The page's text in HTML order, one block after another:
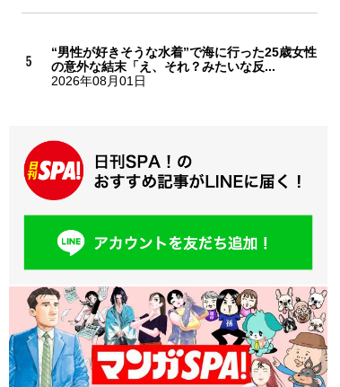
“男性が好きそうな水着”で海に行った25歳女性
の意外な結末「え、それ？みたいな反...
2026年08月01日